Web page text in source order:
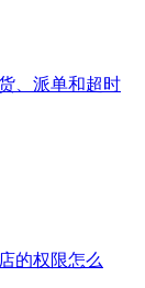
、派单和超时
的权限怎么